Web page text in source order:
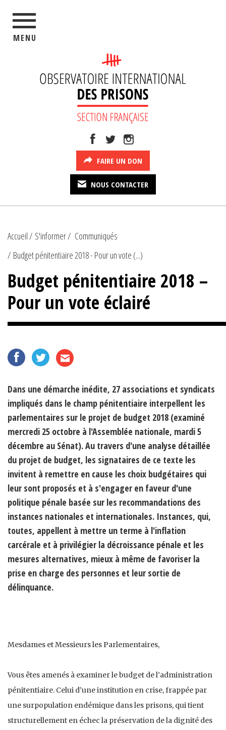
MENU
FAIRE UN DON
NOUS CONTACTER
Accueil S'informer
Communiqués
Budget pénitentiaire 2018 - Pour un vote (...)
Budget pénitentiaire 2018 –
Pour un vote éclairé
Dans une démarche inédite, 27 associations et syndicats
impliqués dans le champ pénitentiaire interpellent les
parlementaires sur le projet de budget 2018 (examiné
mercredi 25 octobre à l'Assemblée nationale, mardi 5
décembre au Sénat). Au travers d'une analyse détaillée
du projet de budget, les signataires de ce texte les
invitent à remettre en cause les choix budgétaires qui
leur sont proposés et à s'engager en faveur d'une
politique pénale basée sur les recommandations des
instances nationales et internationales. Instances, qui,
toutes, appellent à mettre un terme à l'inflation
carcérale et à privilégier la décroissance pénale et les
mesures alternatives, mieux à même de favoriser la
prise en charge des personnes et leur sortie de
délinquance.
Mesdames et Messieurs les Parlementaires,
Vous êtes amenés à examiner le budget de l’administration
pénitentiaire. Celui d’une institution en crise, frappée par
une surpopulation endémique dans les prisons, qui tient
structurellement en échec la préservation de la dignité des